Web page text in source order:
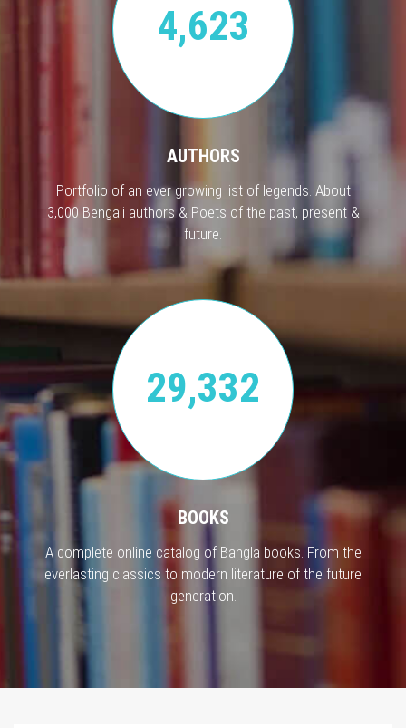
4,623
AUTHORS
Portfolio of an ever growing list of legends. About
3,000 Bengali authors & Poets of the past, present &
future.
29,332
BOOKS
A complete online catalog of Bangla books. From the
everlasting classics to modern literature of the future
generation.